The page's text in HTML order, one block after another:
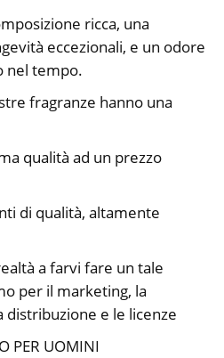
ricca, una
eccezionali, e un odore
nel tempo.
fragranze hanno una
qualità ad un prezzo
di qualità, altamente
a farvi fare un tale
per il marketing, la
distribuzione e le licenze
PER UOMINI